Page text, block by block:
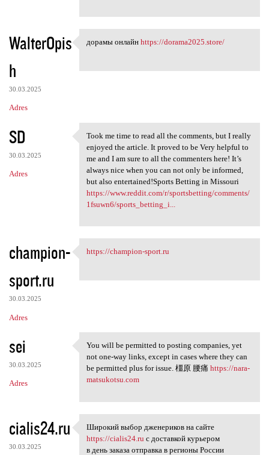
WalterOpis
h
30.03.2025
Adres
дорамы онлайн https:/
дорамы онлайн https://dorama2025.store/
SD
30.03.2025
Adres
Took me time to read all the
Took me time to read all the comments, but I really
enjoyed the article. It proved to be Very helpful to
me and I am sure to all the commenters here! It’s
always nice when you can not only be informed,
but also entertained!Sports Betting in Missouri
https://www.reddit.com/r/sportsbetting/comments/
1fsuwn6/sports_betting_i...
champion-
sport.ru
30.03.2025
Adres
https://champion-sport.ru
https://champion-sport.ru
sei
30.03.2025
Adres
You will be permitted to
You will be permitted to posting companies, yet
not one-way links, except in cases where they can
be permitted plus for issue. 橿原 腰痛 https://nara-
matsukotsu.com
cialis24.ru
30.03.2025
Широкий выбор дженериков на
Широкий выбор дженериков на сайте
https://cialis24.ru с доставкой курьером
в день заказа отправка в регионы России